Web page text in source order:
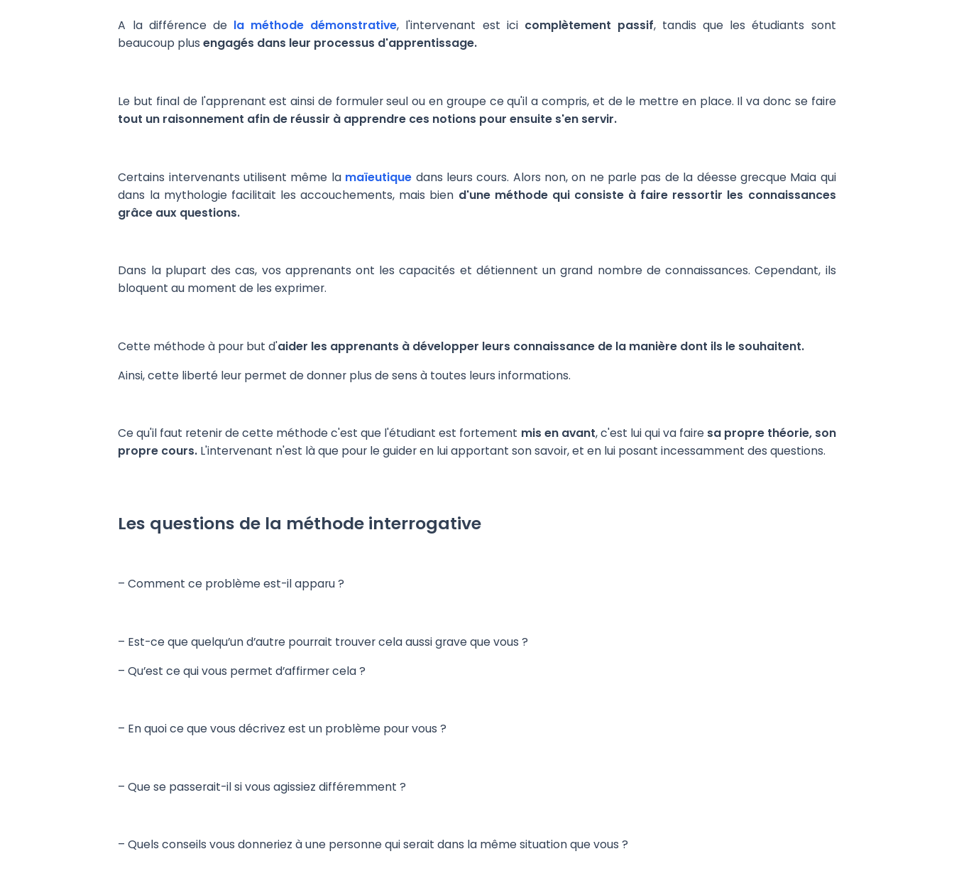
A la différence de la méthode démonstrative, l'intervenant est ici complètement passif, tandis que les étudiants sont
beaucoup plusengagés dans leur processus d'apprentissage.
Le but final de l'apprenant est ainsi de formuler seul ou en groupe ce qu'il a compris, et de le mettre en place. Il va donc se faire
tout un raisonnement afin de réussir à apprendre ces notions pour ensuite s'en servir.
Certains intervenants utilisent même la maïeutique dans leurs cours. Alors non, on ne parle pas de la déesse grecque Maia qui
dans la mythologie facilitait les accouchements, mais bien d'une méthode qui consiste à faire ressortir les connaissances
grâce aux questions.
Dans la plupart des cas, vos apprenants ont les capacités et détiennent un grand nombre de connaissances. Cependant, ils
bloquent au moment de les exprimer.
Cette méthode à pour but d'aider les apprenants à développer leurs connaissance de la manière dont ils le souhaitent.
Ainsi, cette liberté leur permet de donner plus de sens à toutes leurs informations.
Ce qu'il faut retenir de cette méthode c'est que l'étudiant est fortement mis en avant, c'est lui qui va faire sa propre théorie, son
propre cours. L'intervenant n'est là que pour le guider en lui apportant son savoir, et en lui posant incessamment des questions.
Les questions de la méthode interrogative
– Comment ce problème est-il apparu ?
– Est-ce que quelqu’un d’autre pourrait trouver cela aussi grave que vous ?
– Qu’est ce qui vous permet d’affirmer cela ?
– En quoi ce que vous décrivez est un problème pour vous ?
– Que se passerait-il si vous agissiez différemment ?
– Quels conseils vous donneriez à une personne qui serait dans la même situation que vous ?